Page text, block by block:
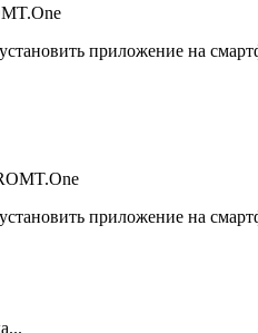
приложение на
приложение на